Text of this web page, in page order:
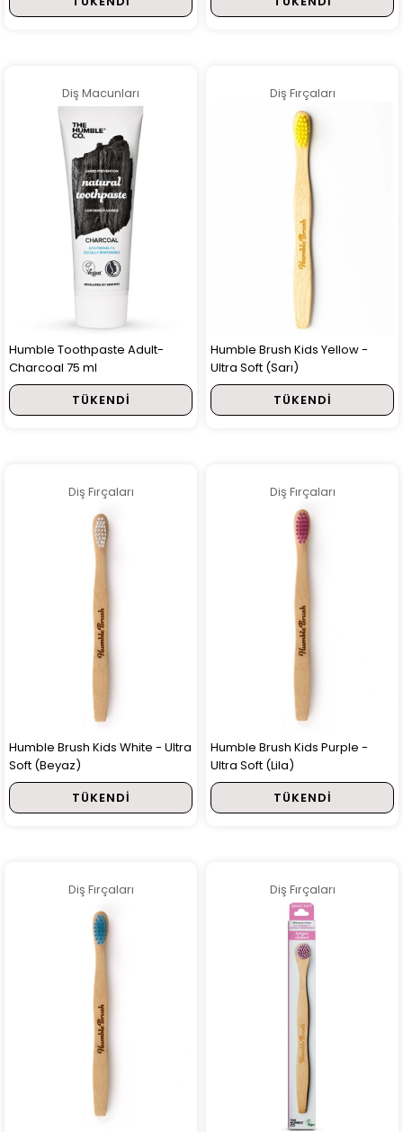
Diş Macunları
Humble Toothpaste Adult-
Charcoal 75 ml
TÜKENDI
Diş Fırçaları
Humble Brush Kids Yellow -
Ultra Soft (Sarı)
TÜKENDI
Diş Fırçaları
Humble Brush Kids White - Ultra
Soft (Beyaz)
TÜKENDI
Diş Fırçaları
Humble Brush Kids Purple -
Ultra Soft (Lila)
TÜKENDI
Diş Fırçaları Diş Fırçaları